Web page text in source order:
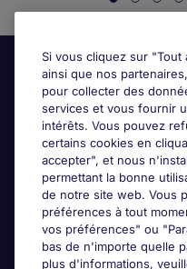
Candidats
Entreprises
Si vous cliquez sur
ainsi que nos
pour collecter des
services et vous fournir
intérêts. Vous pouvez
certains cookies en
accepter", et nous
permettant la bonne
de notre site web. Vous
préférences à tout
vos préférences" ou
bas de n'importe quelle
plus d'informations,